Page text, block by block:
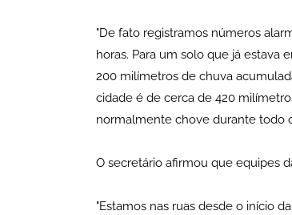
"De fato registramos números
horas. Para um solo que já estava
200 milímetros de chuva
cidade é de cerca de 420
normalmente chove durante todo
O secretário afirmou que equipes
"Estamos nas ruas desde o início